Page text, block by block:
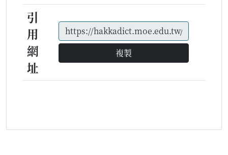
引
用
網
址
複製